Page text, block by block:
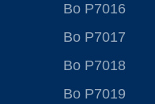
Bo P7016
Bo P7017
Bo P7018
Bo P7019